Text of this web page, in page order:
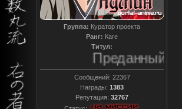
Группа: Куратор проекта
Ранг: Каге
Титул:
Преданный
Сообщений: 22367
Награды: 1383
Репутация: 32767